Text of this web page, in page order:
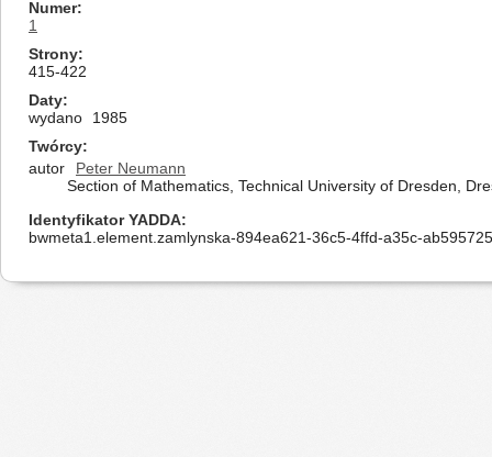
Numer
1
Strony
415-422
Daty
wydano
1985
Twórcy
autor
Peter Neumann
Section of Mathematics, Technical University of Dresden,
Identyfikator YADDA
bwmeta1.element.zamlynska-894ea621-36c5-4ffd-a35c-